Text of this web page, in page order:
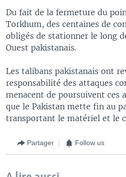
Du fait de la fermeture du
Torkhum, des centaines de
obligés de stationner le long
Ouest pakistanais.
Les talibans pakistanais ont
responsabilité des attaques
menacent de poursuivent ces
que le Pakistan mette fin au
transportant le matériel et le
Partager Follow us